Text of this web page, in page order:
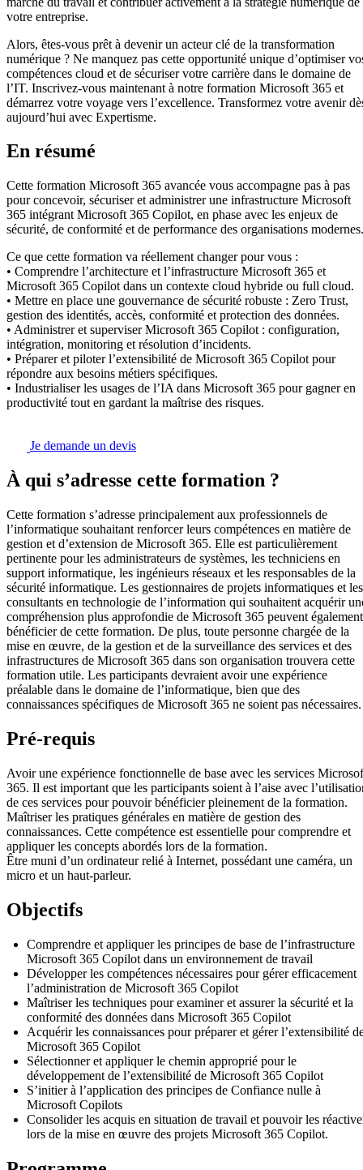
votre entreprise.
Alors, êtes-vous prêt à devenir un acteur clé de la transformation
numérique ? Ne manquez pas cette opportunité unique d’optimiser
compétences cloud et de sécuriser votre carrière dans le domaine de
l’IT. Inscrivez-vous maintenant à notre formation Microsoft 365 et
démarrez votre voyage vers l’excellence. Transformez votre avenir
aujourd’hui avec Expertisme.
En résumé
Cette formation Microsoft 365 avancée vous accompagne pas à pas
pour concevoir, sécuriser et administrer une infrastructure Microsoft
365 intégrant Microsoft 365 Copilot, en phase avec les enjeux de
sécurité, de conformité et de performance des organisations modernes.
Ce que cette formation va réellement changer pour vous :
• Comprendre l’architecture et l’infrastructure Microsoft 365 et
Microsoft 365 Copilot dans un contexte cloud hybride ou full cloud.
• Mettre en place une gouvernance de sécurité robuste : Zero Trust,
gestion des identités, accès, conformité et protection des données.
• Administrer et superviser Microsoft 365 Copilot : configuration,
intégration, monitoring et résolution d’incidents.
• Préparer et piloter l’extensibilité de Microsoft 365 Copilot pour
répondre aux besoins métiers spécifiques.
• Industrialiser les usages de l’IA dans Microsoft 365 pour gagner en
productivité tout en gardant la maîtrise des risques.
Je demande un devis
À qui s’adresse cette formation ?
Cette formation s’adresse principalement aux professionnels de
l’informatique souhaitant renforcer leurs compétences en matière de
gestion et d’extension de Microsoft 365. Elle est particulièrement
pertinente pour les administrateurs de systèmes, les techniciens en
support informatique, les ingénieurs réseaux et les responsables de la
sécurité informatique. Les gestionnaires de projets informatiques et les
consultants en technologie de l’information qui souhaitent acquérir
compréhension plus approfondie de Microsoft 365 peuvent également
bénéficier de cette formation. De plus, toute personne chargée de la
mise en œuvre, de la gestion et de la surveillance des services et des
infrastructures de Microsoft 365 dans son organisation trouvera cette
formation utile. Les participants devraient avoir une expérience
préalable dans le domaine de l’informatique, bien que des
connaissances spécifiques de Microsoft 365 ne soient pas nécessaires.
Pré-requis
Avoir une expérience fonctionnelle de base avec les services
365. Il est important que les participants soient à l’aise avec
de ces services pour pouvoir bénéficier pleinement de la formation.
Maîtriser les pratiques générales en matière de gestion des
connaissances. Cette compétence est essentielle pour comprendre et
appliquer les concepts abordés lors de la formation.
Être muni d’un ordinateur relié à Internet, possédant une caméra, un
micro et un haut-parleur.
Objectifs
Comprendre et appliquer les principes de base de l’infrastructure
Microsoft 365 Copilot dans un environnement de travail
Développer les compétences nécessaires pour gérer efficacement
l’administration de Microsoft 365 Copilot
Maîtriser les techniques pour examiner et assurer la sécurité et la
conformité des données dans Microsoft 365 Copilot
Acquérir les connaissances pour préparer et gérer l’extensibilité
Microsoft 365 Copilot
Sélectionner et appliquer le chemin approprié pour le
développement de l’extensibilité de Microsoft 365 Copilot
S’initier à l’application des principes de Confiance nulle à
Microsoft Copilots
Consolider les acquis en situation de travail et pouvoir les
lors de la mise en œuvre des projets Microsoft 365 Copilot.